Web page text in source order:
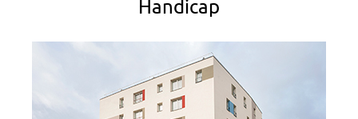
Handicap